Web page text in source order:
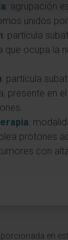
: agrupación
unidos
: partícula
que ocupa la
: partícula
presente en
:
protones
con
en